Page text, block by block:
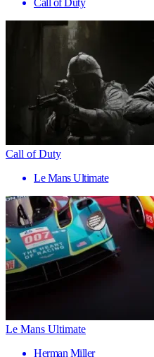
Call of Duty
Call of Duty
Le Mans Ultimate
Le Mans Ultimate
Herman Miller